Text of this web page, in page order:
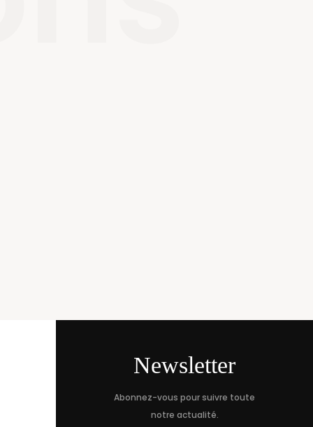
Newsletter
Abonnez-vous pour suivre toute
notre actualité.